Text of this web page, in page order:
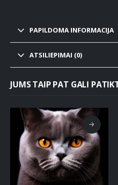
PAPILDOMA INFORMACIJA
ATSILIEPIMAI (0)
JUMS TAIP PAT GALI